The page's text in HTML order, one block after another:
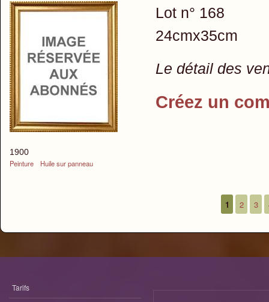
1900
Peinture
Huile sur panneau
Lot n° 168
24cmx35cm
Le détail des
Créez un
1 2 3
Tarifs